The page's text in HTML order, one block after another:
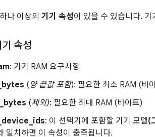
나 이상의 기기 속성이 있을 수 있습니다.
속성
: 기기 RAM 요구사항
( 양 끝값 포함): 필요한 최소 RAM (바
(제외): 필요한 최대 RAM (바이트)
: 이 선택기에 포함할 기기 모델(
일치하면 이 속성이 충족됩니다.